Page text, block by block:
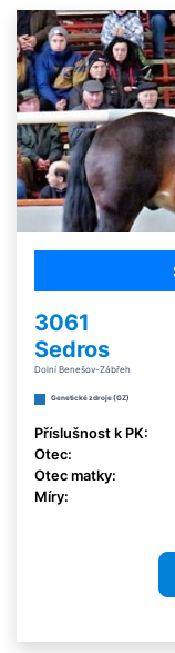
3061
Sedros
Dolní Benešov-Zábřeh
Genetické zdroje (GZ)
Příslušnost k PK:
Otec:
Otec matky:
Míry: